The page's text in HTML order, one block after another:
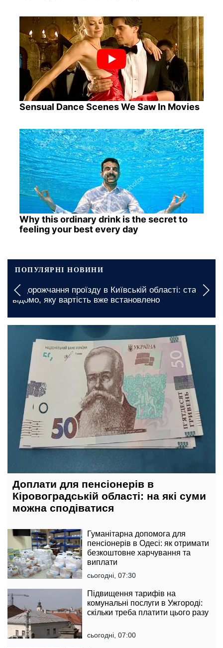
Sensual Dance Scenes We Saw In Movies
Why this ordinary drink is the secret to
feeling your best every day
ПОПУЛЯРНІ НОВИНИ
Подорожчання проїзду в Київській області: стало
відомо, яку вартість вже встановлено
Доплати для пенсіонерів в
Кіровоградській області: на які суми
можна сподіватися
Гуманітарна допомога для
пенсіонерів в Одесі: як отримати
безкоштовне харчування та
виплати
сьогодні, 07:30
Підвищення тарифів на
комунальні послуги в Ужгороді:
скільки треба платити цього разу
сьогодні, 07:00